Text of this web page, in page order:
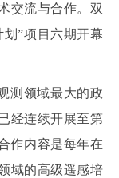
交流与合作。双
”项目六期开幕
测领域最大的政
经连续开展至第
作内容是每年在
域的高级遥感培